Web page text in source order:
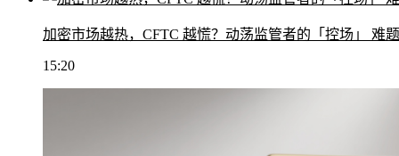
加密市场越热，CFTC 越慌？动荡监管者的「控场」 难题
15:20